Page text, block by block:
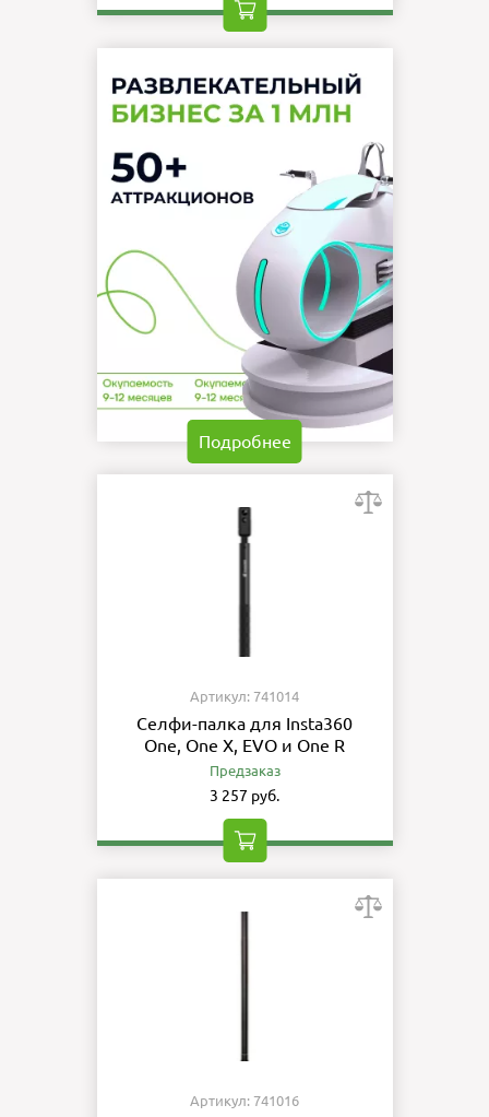
Подробнее
Артикул: 741014
Селфи-палка для Insta360
One, One X, EVO и One R
Предзаказ
3 257 руб.
Артикул: 741016